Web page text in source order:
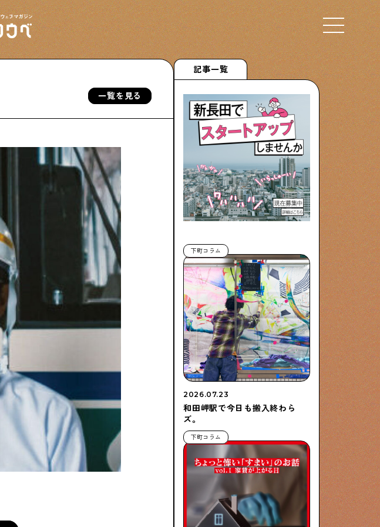
Select Language▼
下町くらし不動産
物件情報やリノベーション事例を紹介します
な店を紹介する記事
ぶらり、下町
下町の特集記事です
」の科学反応を楽し
一覧を見る
記事一覧
下町コラム
2026.07.23
和田岬駅で今日も搬入終わら
ズ。
下町コラム